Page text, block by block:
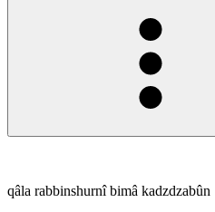
qâla rabbinshurnî bimâ kadzdzabûn